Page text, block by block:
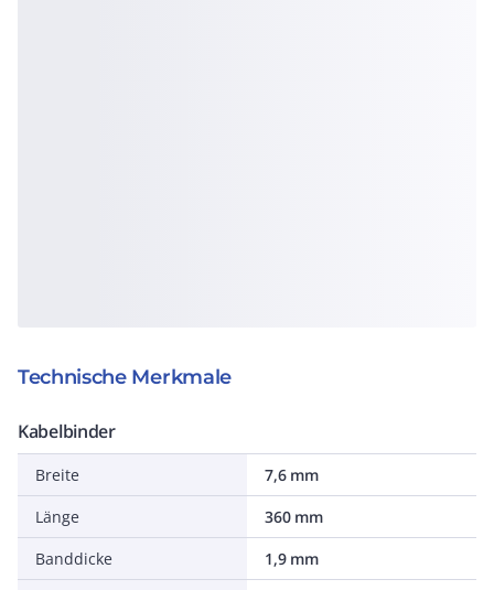
Technische Merkmale
Kabelbinder
Breite
7,6 mm
Länge
360 mm
Banddicke
1,9 mm